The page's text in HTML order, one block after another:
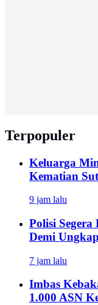
Terpopuler
Keluarga
Kematian
9 jam lalu
Polisi
Demi
7 jam lalu
Imbas
1.000 ASN